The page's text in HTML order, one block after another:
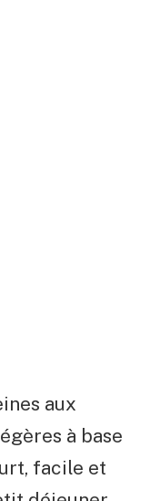
aux
à base
facile et